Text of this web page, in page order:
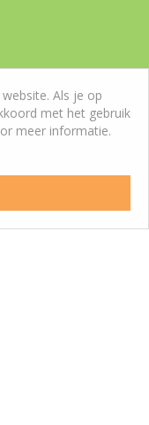
Als je op
met het gebruik
meer informatie.